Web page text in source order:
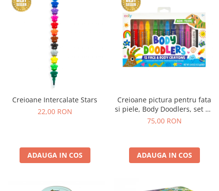
Creioane Intercalate Stars
22,00 RON
ADAUGA IN COS
Creioane pictura pentru fata
si piele, Body Doodlers, set de
12
75,00 RON
ADAUGA IN COS